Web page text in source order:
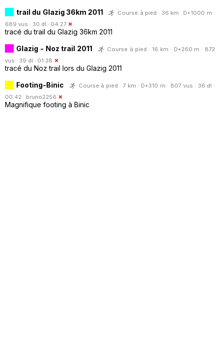
trail du Glazig 36km 2011
Course à pied · 36 km · D+1000 m ·
689 vus · 30 dl · 04:27
tracé du trail du Glazig 36km 2011
Glazig - Noz trail 2011
Course à pied · 16 km · D+260 m · 872
vus · 39 dl · 01:38
tracé du Noz trail lors du Glazig 2011
Footing-Binic
Course à pied · 7 km · D+310 m · 807 vus · 36 dl ·
00:42 · bruno2256
Magnifique footing à Binic